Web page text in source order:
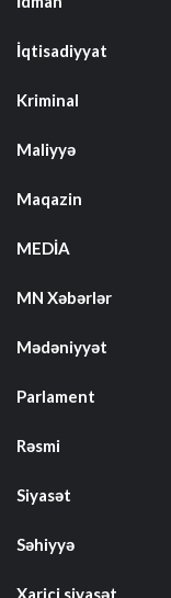
İqtisadiyyat
Kriminal
Maliyyə
Maqazin
MEDİA
MN Xəbərlər
Mədəniyyət
Parlament
Rəsmi
Siyasət
Səhiyyə
Xarici siyasət